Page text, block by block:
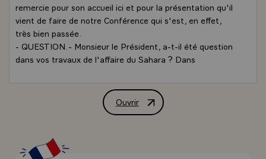
remercie pour son accueil ici et pour la présentation qu'il
vient de faire de notre Conférence qui s'est, en effet,
très bien passée.
- QUESTION.- Monsieur le Président, a-t-il été question
dans vos travaux de l'affaire du Sahara ? Dans
l'OUA, change quelque chose dans l'attitude de votre
Conférence ? Une question subsidiaire, si vous le
jamais la RASD demande son admission dans votre
assemblée et s'il n'a pas été question de cette affaire,
Ouvrir
Conférence de presse de M.